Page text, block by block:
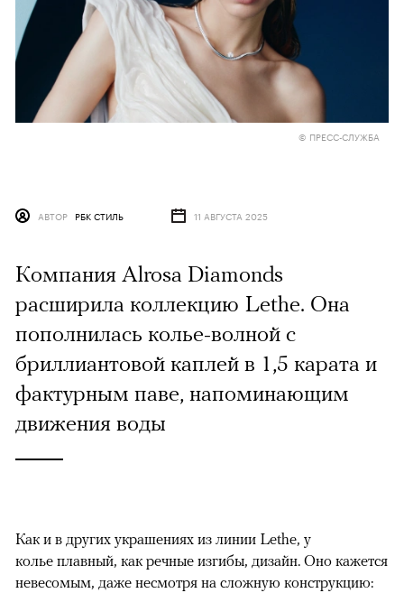
© ПРЕСС-СЛУЖБА
АВТОР РБК СТИЛЬ 11 АВГУСТА 2025
Компания Alrosa Diamonds
расширила коллекцию Lethe. Она
пополнилась колье-волной с
бриллиантовой каплей в 1,5 карата и
фактурным паве, напоминающим
движения воды
Как и в других украшениях из линии Lethe, у
колье плавный, как речные изгибы, дизайн. Оно кажется
невесомым, даже несмотря на сложную конструкцию: